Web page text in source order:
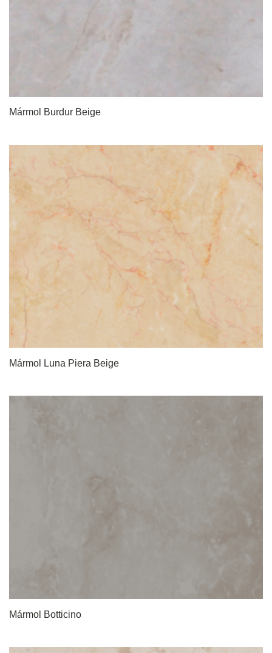
Mármol Burdur Beige
Mármol Luna Piera Beige
Mármol Botticino